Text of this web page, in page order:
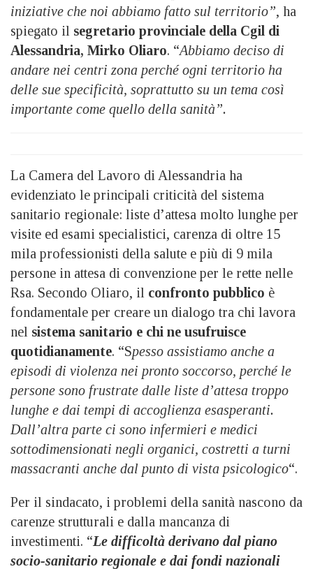
iniziative che noi abbiamo fatto sul territorio”, ha
spiegato il segretario provinciale della Cgil di
Alessandria, Mirko Oliaro. “Abbiamo deciso di
andare nei centri zona perché ogni territorio ha
delle sue specificità, soprattutto su un tema così
importante come quello della sanità”.
La Camera del Lavoro di Alessandria ha
evidenziato le principali criticità del sistema
sanitario regionale: liste d’attesa molto lunghe per
visite ed esami specialistici, carenza di oltre 15
mila professionisti della salute e più di 9 mila
persone in attesa di convenzione per le rette nelle
Rsa. Secondo Oliaro, il confronto pubblico è
fondamentale per creare un dialogo tra chi lavora
nel sistema sanitario e chi ne usufruisce
quotidianamente. “Spesso assistiamo anche a
episodi di violenza nei pronto soccorso, perché le
persone sono frustrate dalle liste d’attesa troppo
lunghe e dai tempi di accoglienza esasperanti.
Dall’altra parte ci sono infermieri e medici
sottodimensionati negli organici, costretti a turni
massacranti anche dal punto di vista psicologico“.
Per il sindacato, i problemi della sanità nascono da
carenze strutturali e dalla mancanza di
investimenti. “Le difficoltà derivano dal piano
socio-sanitario regionale e dai fondi nazionali